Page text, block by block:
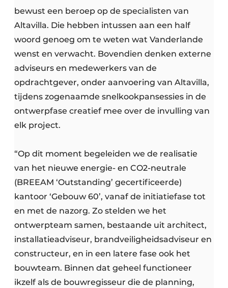
bewust een beroep op de specialisten van
Altavilla. Die hebben intussen aan een half
woord genoeg om te weten wat Vanderlande
wenst en verwacht. Bovendien denken externe
adviseurs en medewerkers van de
opdrachtgever, onder aanvoering van Altavilla,
tijdens zogenaamde snelkookpansessies in de
ontwerpfase creatief mee over de invulling van
elk project.
“Op dit moment begeleiden we de realisatie
van het nieuwe energie- en CO2-neutrale
(BREEAM ‘Outstanding’ gecertificeerde)
kantoor ‘Gebouw 60’, vanaf de initiatiefase tot
en met de nazorg. Zo stelden we het
ontwerpteam samen, bestaande uit architect,
installatieadviseur, brandveiligheidsadviseur en
constructeur, en in een latere fase ook het
bouwteam. Binnen dat geheel functioneer
ikzelf als de bouwregisseur die de planning,